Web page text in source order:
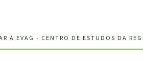
À EVAG - CENTRO DE ESTUDOS DA